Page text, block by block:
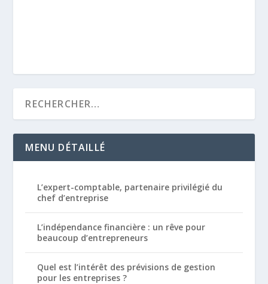
MENU DÉTAILLÉ
L’expert-comptable, partenaire privilégié du
chef d’entreprise
L’indépendance financière : un rêve pour
beaucoup d’entrepreneurs
Quel est l’intérêt des prévisions de gestion
pour les entreprises ?